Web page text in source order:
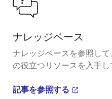
ナレッジベース
ナレッジベースを参照し
の役立つリソースを入手し
記事を参照する